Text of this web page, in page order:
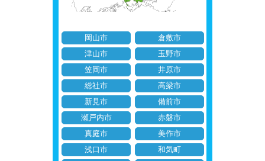
岡山市
倉敷市
津山市
玉野市
笠岡市
井原市
総社市
高梁市
新見市
備前市
瀬戸内市
赤磐市
真庭市
美作市
浅口市
和気町